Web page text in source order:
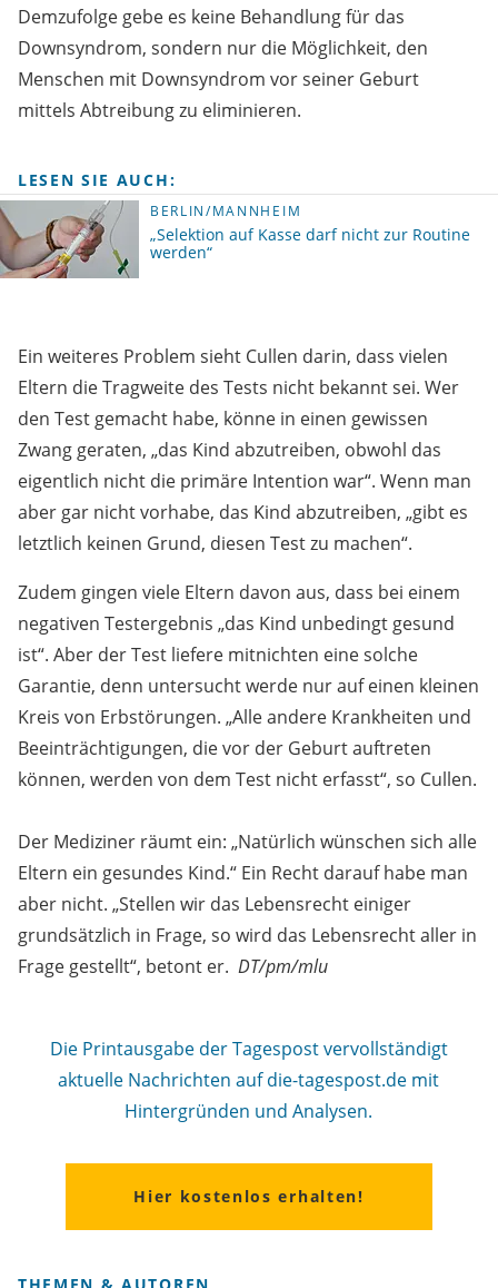
Demzufolge gebe es keine Behandlung für das
Downsyndrom, sondern nur die Möglichkeit, den
Menschen mit Downsyndrom vor seiner Geburt
mittels Abtreibung zu eliminieren.
LESEN SIE AUCH:
BERLIN/MANNHEIM
„Selektion auf Kasse darf nicht zur Routine
werden“
Ein weiteres Problem sieht Cullen darin, dass vielen
Eltern die Tragweite des Tests nicht bekannt sei. Wer
den Test gemacht habe, könne in einen gewissen
Zwang geraten, „das Kind abzutreiben, obwohl das
eigentlich nicht die primäre Intention war“. Wenn man
aber gar nicht vorhabe, das Kind abzutreiben, „gibt es
letztlich keinen Grund, diesen Test zu machen“.
Zudem gingen viele Eltern davon aus, dass bei einem
negativen Testergebnis „das Kind unbedingt gesund
ist“. Aber der Test liefere mitnichten eine solche
Garantie, denn untersucht werde nur auf einen kleinen
Kreis von Erbstörungen. „Alle andere Krankheiten und
Beeinträchtigungen, die vor der Geburt auftreten
können, werden von dem Test nicht erfasst“, so Cullen.
Der Mediziner räumt ein: „Natürlich wünschen sich alle
Eltern ein gesundes Kind.“ Ein Recht darauf habe man
aber nicht. „Stellen wir das Lebensrecht einiger
grundsätzlich in Frage, so wird das Lebensrecht aller in
Frage gestellt“, betont er. DT/pm/mlu
Die Printausgabe der Tagespost vervollständigt
aktuelle Nachrichten auf die-tagespost.de mit
Hintergründen und Analysen.
Hier kostenlos erhalten!